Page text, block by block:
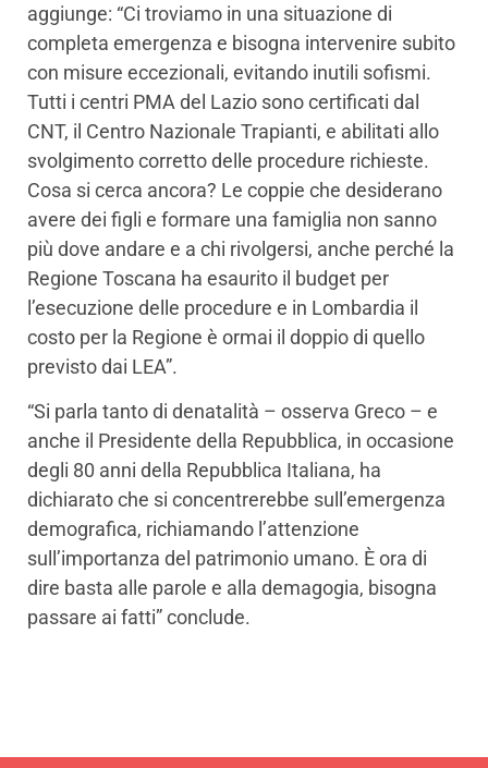
aggiunge: “Ci troviamo in una situazione di
completa emergenza e bisogna intervenire subito
con misure eccezionali, evitando inutili sofismi.
Tutti i centri PMA del Lazio sono certificati dal
CNT, il Centro Nazionale Trapianti, e abilitati allo
svolgimento corretto delle procedure richieste.
Cosa si cerca ancora? Le coppie che desiderano
avere dei figli e formare una famiglia non sanno
più dove andare e a chi rivolgersi, anche perché la
Regione Toscana ha esaurito il budget per
l’esecuzione delle procedure e in Lombardia il
costo per la Regione è ormai il doppio di quello
previsto dai LEA”.
“Si parla tanto di denatalità – osserva Greco – e
anche il Presidente della Repubblica, in occasione
degli 80 anni della Repubblica Italiana, ha
dichiarato che si concentrerebbe sull’emergenza
demografica, richiamando l’attenzione
sull’importanza del patrimonio umano. È ora di
dire basta alle parole e alla demagogia, bisogna
passare ai fatti” conclude.